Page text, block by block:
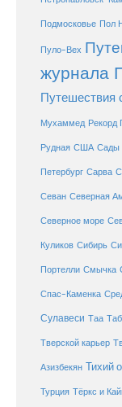
Подмосковье Пол
Пуло-Вех
журнала
Путешествия
Мухаммед Рекорд
Рудная США Сады
Петербург Сарва
Севан Северная
Северное море
Куликов Сибирь
Портелли Смычка
Спас-Каменка
Сулавеси Таа
Тверской карьер
Азизбекян Тихий
Турция Тёркс и